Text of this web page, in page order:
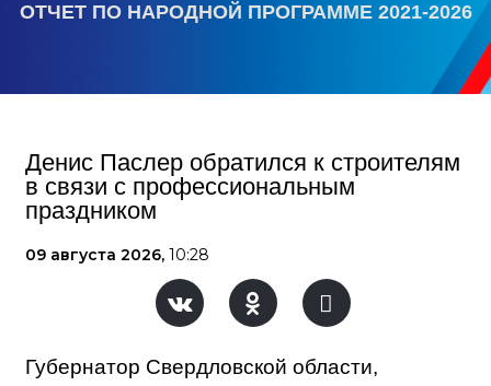
ОТЧЕТ ПО НАРОДНОЙ ПРОГРАММЕ 2021-2026
Денис Паслер обратился к строителям
в связи с профессиональным
праздником
09 августа 2026, 10:28
Губернатор Свердловской области,